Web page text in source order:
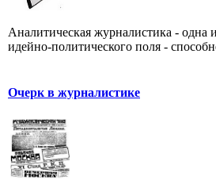
Аналитическая журналистика - одна
идейно-политического поля -
Очерк в журналистике